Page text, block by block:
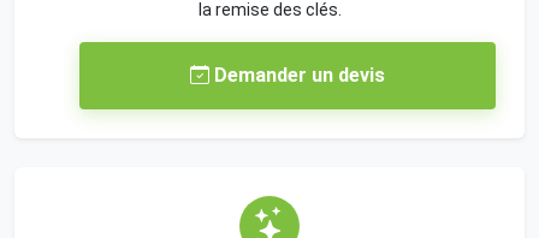
la remise des clés.
Demander un devis